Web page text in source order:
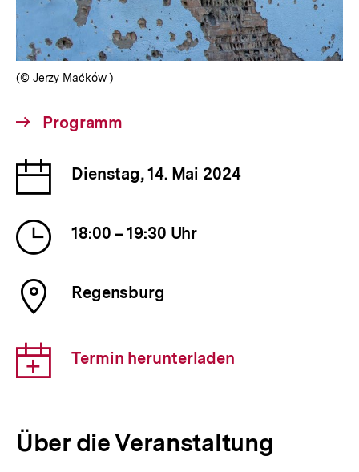
(© Jerzy Maćków )
Interner
Programm
Datum
der
Veranstaltung
Dienstag, 14. Mai 2024
Uhrzeit
der
Veranstaltung
18:00 – 19:30 Uhr
Ort
der
Regensburg
Download-
Link:
Termin herunterladen
Über die Veranstaltung